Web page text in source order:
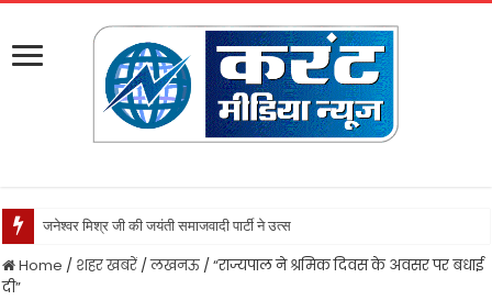
जनेश्वर मिश्र जी की जयंती समाजवादी पार्टी ने उत्साह के साथ मनायी
Home / शहर खबरें / लखनऊ / “राज्यपाल ने श्रमिक दिवस के अवसर पर बधाई
दी”